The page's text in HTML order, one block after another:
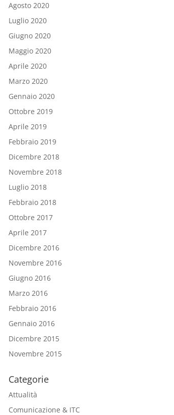
Agosto 2020
Luglio 2020
Giugno 2020
Maggio 2020
Aprile 2020
Marzo 2020
Gennaio 2020
Ottobre 2019
Aprile 2019
Febbraio 2019
Dicembre 2018
Novembre 2018
Luglio 2018
Febbraio 2018
Ottobre 2017
Aprile 2017
Dicembre 2016
Novembre 2016
Giugno 2016
Marzo 2016
Febbraio 2016
Gennaio 2016
Dicembre 2015
Novembre 2015
Categorie
Attualità
Comunicazione & ITC